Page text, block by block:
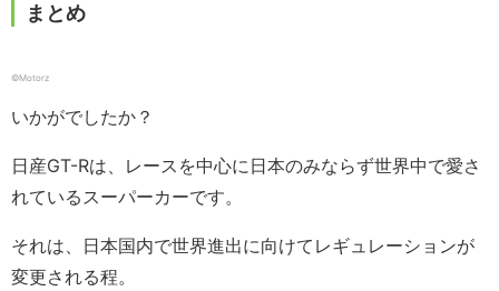
まとめ
©Motorz
いかがでしたか？
日産GT-Rは、レースを中心に日本のみならず世界中で愛さ
れているスーパーカーです。
それは、日本国内で世界進出に向けてレギュレーションが
変更される程。